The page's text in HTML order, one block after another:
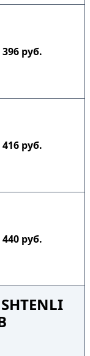
396 руб.
416 руб.
440 руб.